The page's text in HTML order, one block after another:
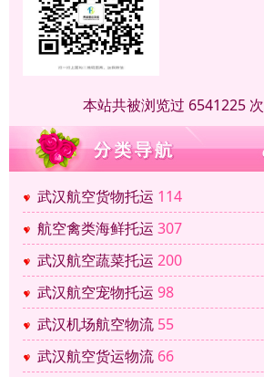
本站共被浏览过 6541225 次
武汉航空货物托运 114
航空禽类海鲜托运 307
武汉航空蔬菜托运 200
武汉航空宠物托运 98
武汉机场航空物流 55
武汉航空货运物流 66